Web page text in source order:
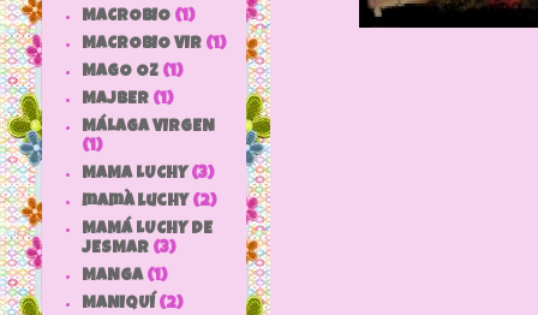
MACROBIO (1)
MACROBIO VIR (1)
MAGO OZ (1)
MAJBER (1)
MÁLAGA VIRGEN
(1)
MAMA LUCHY (3)
mamà luchy (2)
MAMÁ LUCHY DE
JESMAR (3)
MANGA (1)
MANIQUÍ (2)